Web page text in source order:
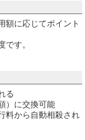
額に応じてポイント
す。
る
）に交換可能
料から自動相殺され